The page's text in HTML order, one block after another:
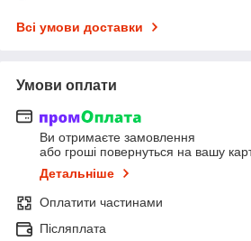
Всі умови доставки
Умови оплати
Ви отримаєте замовлення
або гроші повернуться на вашу
Детальніше
Оплатити частинами
Післяплата